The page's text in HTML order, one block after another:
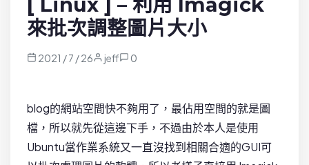
來批次調整圖片大小
2021 / 7 / 26 jeff 0
blog的網站空間快不夠用了，最佔用空間的就是圖
檔，所以就先從這邊下手，不過由於本人是使用
Ubuntu當作業系統又一直沒找到相關合適的GUI可